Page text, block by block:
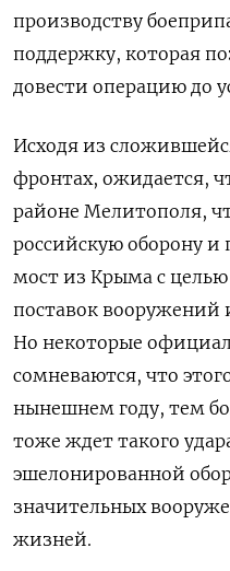
производству
поддержку, которая
довести операцию до
Исходя из
фронтах, ожидается,
районе Мелитополя,
российскую оборону и
мост из Крыма с
поставок вооружений
Но некоторые
сомневаются, что
нынешнем году, тем
тоже ждет такого
эшелонированной
значительных
жизней.